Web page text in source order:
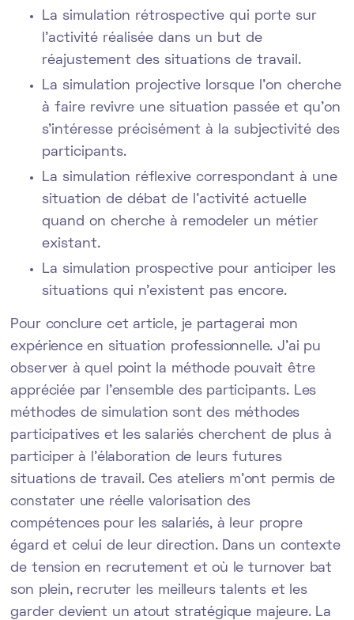
La simulation rétrospective qui porte sur
l’activité réalisée dans un but de
réajustement des situations de travail.
La simulation projective lorsque l’on cherche
à faire revivre une situation passée et qu’on
s'intéresse précisément à la subjectivité des
participants.
La simulation réflexive correspondant à une
situation de débat de l’activité actuelle
quand on cherche à remodeler un métier
existant.
La simulation prospective pour anticiper les
situations qui n’existent pas encore.
Pour conclure cet article, je partagerai mon
expérience en situation professionnelle. J’ai pu
observer à quel point la méthode pouvait être
appréciée par l’ensemble des participants. Les
méthodes de simulation sont des méthodes
participatives et les salariés cherchent de plus à
participer à l’élaboration de leurs futures
situations de travail. Ces ateliers m’ont permis de
constater une réelle valorisation des
compétences pour les salariés, à leur propre
égard et celui de leur direction. Dans un contexte
de tension en recrutement et où le turnover bat
son plein, recruter les meilleurs talents et les
garder devient un atout stratégique majeure. La